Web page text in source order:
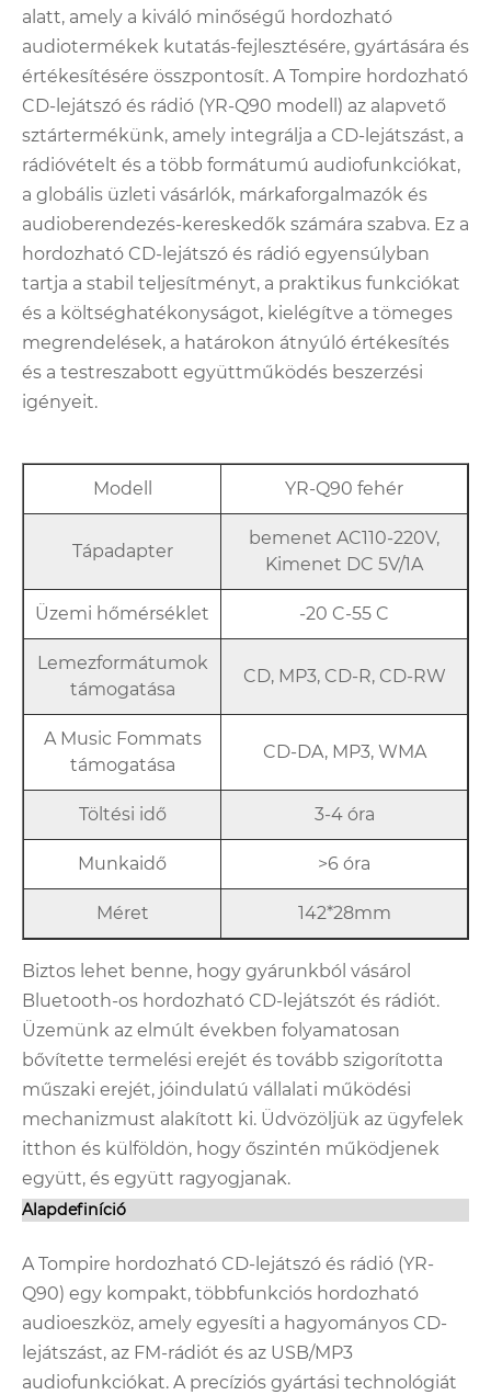
alatt, amely a kiváló minőségű hordozható
audiotermékek kutatás-fejlesztésére, gyártására és
értékesítésére összpontosít. A Tompire hordozható
CD-lejátszó és rádió (YR-Q90 modell) az alapvető
sztártermékünk, amely integrálja a CD-lejátszást, a
rádióvételt és a több formátumú audiofunkciókat,
a globális üzleti vásárlók, márkaforgalmazók és
audioberendezés-kereskedők számára szabva. Ez a
hordozható CD-lejátszó és rádió egyensúlyban
tartja a stabil teljesítményt, a praktikus funkciókat
és a költséghatékonyságot, kielégítve a tömeges
megrendelések, a határokon átnyúló értékesítés
és a testreszabott együttműködés beszerzési
igényeit.
Modell YR-Q90 fehér
Tápadapter
bemenet AC110-220V,
Kimenet DC 5V/1A
Üzemi hőmérséklet -20 C-55 C
Lemezformátumok
támogatása
CD, MP3, CD-R, CD-RW
A Music Fommats
támogatása
CD-DA, MP3, WMA
Töltési idő 3-4 óra
Munkaidő >6 óra
Méret 142*28mm
Biztos lehet benne, hogy gyárunkból vásárol
Bluetooth-os hordozható CD-lejátszót és rádiót.
Üzemünk az elmúlt években folyamatosan
bővítette termelési erejét és tovább szigorította
műszaki erejét, jóindulatú vállalati működési
mechanizmust alakított ki. Üdvözöljük az ügyfelek
itthon és külföldön, hogy őszintén működjenek
együtt, és együtt ragyogjanak.
Alapdefiníció
A Tompire hordozható CD-lejátszó és rádió (YR-
Q90) egy kompakt, többfunkciós hordozható
audioeszköz, amely egyesíti a hagyományos CD-
lejátszást, az FM-rádiót és az USB/MP3
audiofunkciókat. A precíziós gyártási technológiát